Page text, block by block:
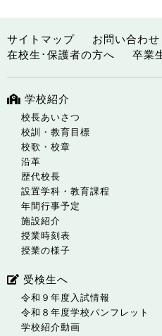
サイトマップ お問い合わせ
在校生･保護者の方へ
卒業
学校紹介
校長あいさつ
校訓・教育目標
校歌・校章
沿革
歴代校長
設置学科・教育課程
年間行事予定
施設紹介
授業時刻表
授業の様子
受検生へ
令和９年度入試情報
令和８年度学校パンフレット
学校紹介動画